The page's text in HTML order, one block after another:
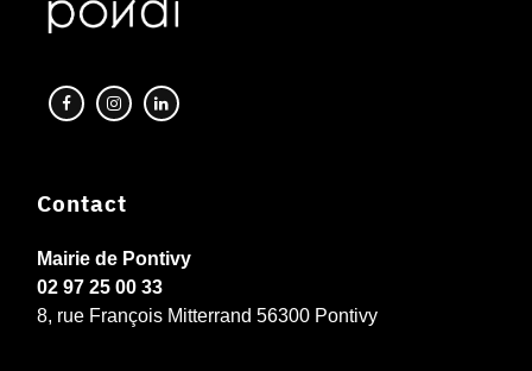
Contact
Mairie de Pontivy
02 97 25 00 33
8, rue François Mitterrand 56300 Pontivy